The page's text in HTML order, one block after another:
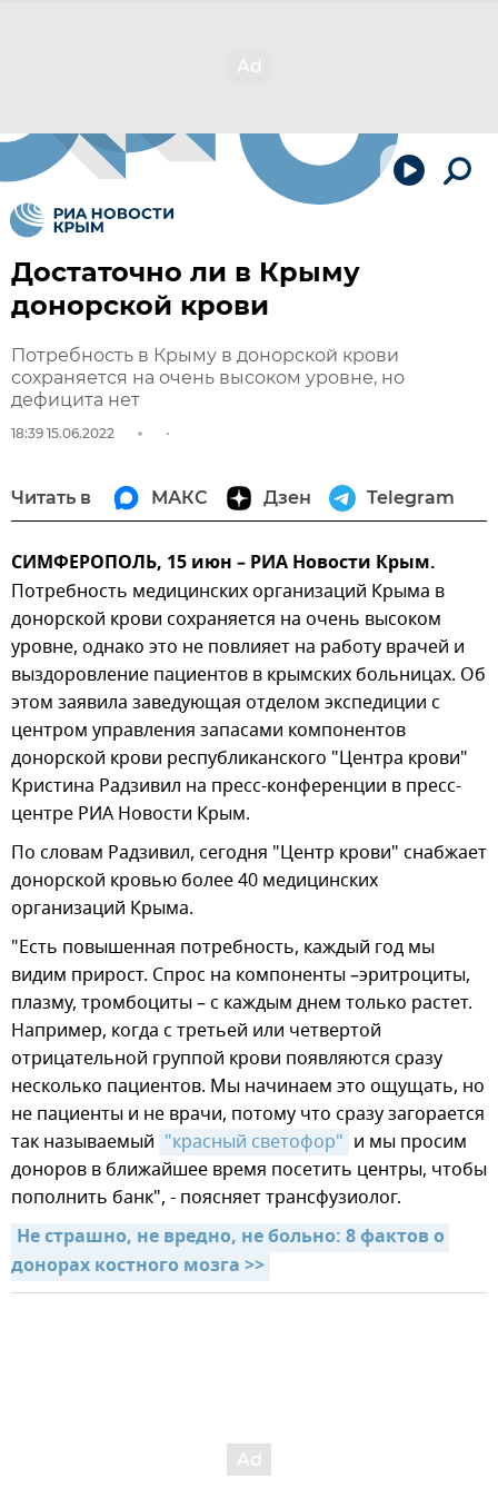
Достаточно ли в Крыму
донорской крови
Потребность в Крыму в донорской крови
сохраняется на очень высоком уровне, но
дефицита нет
18:39 15.06.2022
Читать в МАКС Дзен Telegram
СИМФЕРОПОЛЬ, 15 июн – РИА Новости Крым.
Потребность медицинских организаций Крыма в
донорской крови сохраняется на очень высоком
уровне, однако это не повлияет на работу врачей и
выздоровление пациентов в крымских больницах. Об
этом заявила заведующая отделом экспедиции с
центром управления запасами компонентов
донорской крови республиканского "Центра крови"
Кристина Радзивил на пресс-конференции в пресс-
центре РИА Новости Крым.
По словам Радзивил, сегодня "Центр крови" снабжает
донорской кровью более 40 медицинских
организаций Крыма.
"Есть повышенная потребность, каждый год мы
видим прирост. Спрос на компоненты –эритроциты,
плазму, тромбоциты – с каждым днем только растет.
Например, когда с третьей или четвертой
отрицательной группой крови появляются сразу
несколько пациентов. Мы начинаем это ощущать, но
не пациенты и не врачи, потому что сразу загорается
так называемый "красный светофор" и мы просим
доноров в ближайшее время посетить центры, чтобы
пополнить банк", - поясняет трансфузиолог.
Не страшно, не вредно, не больно: 8 фактов о
донорах костного мозга >>